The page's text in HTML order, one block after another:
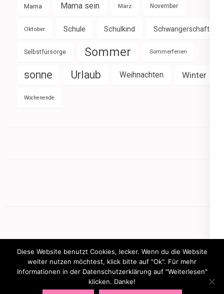
Mama Mama sein März November
Oktober Schule Schulkind Schwangerschaft
Selbstfürsorge Sommer Sommerferien
sonne Urlaub Weihnachten Winter
Wochenende
mamasbusiness.de
Diese Website benutzt Cookies, lecker. Wenn du die Website
weiter nutzen möchtest, klick bitte auf "Ok". Für mehr
Informationen in der Datenschutzerklärung auf "Weiterlesen"
klicken. Danke!